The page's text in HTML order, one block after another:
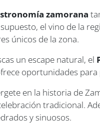
zamorana
el vino de la
únicos de la zona.
un escape natural, el
oportunidades
en la historia de
tradicional.
y sinuosos.